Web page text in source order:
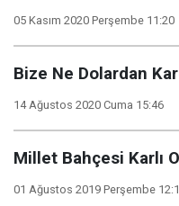
05 Kasım 2020 Perşembe 11:20
Bize Ne Dolardan
14 Ağustos 2020 Cuma 15:46
Millet Bahçesi Karlı
01 Ağustos 2019 Perşembe